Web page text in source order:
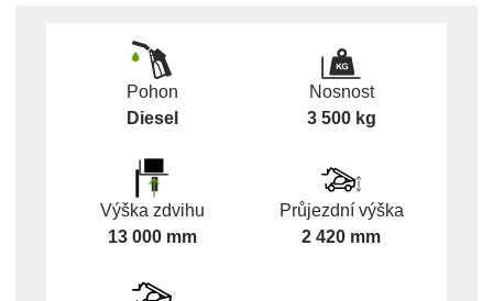
Pohon
Diesel
Nosnost
3 500 kg
Výška zdvihu
13 000 mm
Průjezdní výška
2 420 mm